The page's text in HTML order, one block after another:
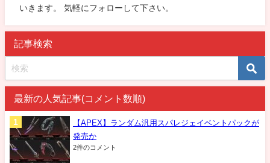
いきます。 気軽にフォローして下さい。
記事検索
最新の人気記事(コメント数順)
【APEX】ランダム汎用スパレジェイベントパックが
発売か
2件のコメント